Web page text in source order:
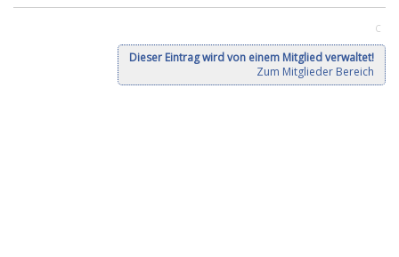
C
Dieser Eintrag wird von einem Mitglied verwaltet!
Zum Mitglieder Bereich